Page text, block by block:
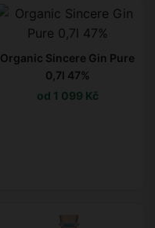
Organic Sincere Gin Pure
0,7l 47%
od 1 099 Kč